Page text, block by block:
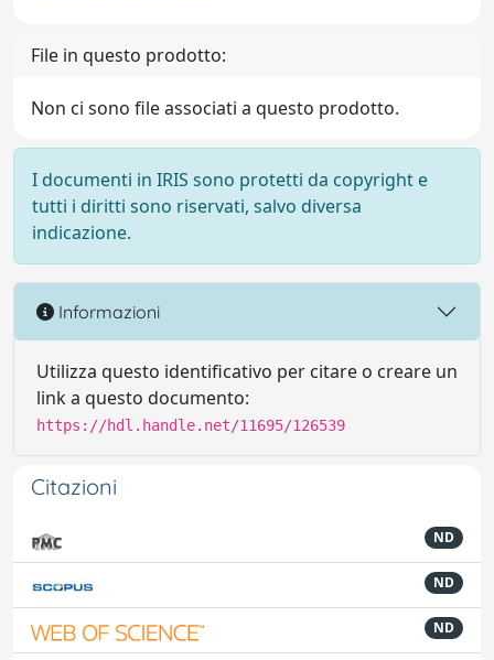
File in questo prodotto:
Non ci sono file associati a questo prodotto.
I documenti in IRIS sono protetti da copyright e
tutti i diritti sono riservati, salvo diversa
indicazione.
Informazioni
Utilizza questo identificativo per citare o creare un
link a questo documento:
https://hdl.handle.net/11695/126539
Citazioni
ND
ND
ND